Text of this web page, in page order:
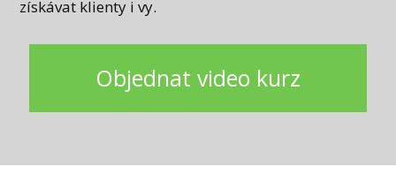
získávat klienty i vy.
Objednat video kurz